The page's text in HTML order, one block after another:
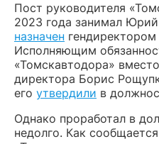
Пост руководителя
2023 года занимал
назначен
Исполняющим
«Томскавтодора»
директора Борис
его утвердили в
Однако проработал в
недолго. Как